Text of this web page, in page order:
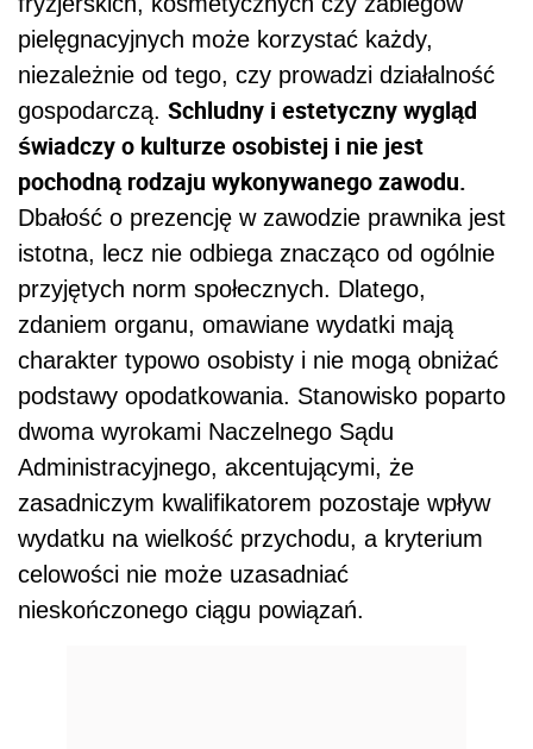
pielęgnacyjnych może korzystać każdy,
niezależnie od tego, czy prowadzi działalność
gospodarczą. Schludny i estetyczny wygląd
świadczy o kulturze osobistej i nie jest
pochodną rodzaju wykonywanego zawodu.
Dbałość o prezencję w zawodzie prawnika jest
istotna, lecz nie odbiega znacząco od ogólnie
przyjętych norm społecznych. Dlatego,
zdaniem organu, omawiane wydatki mają
charakter typowo osobisty i nie mogą obniżać
podstawy opodatkowania. Stanowisko poparto
dwoma wyrokami Naczelnego Sądu
Administracyjnego, akcentującymi, że
zasadniczym kwalifikatorem pozostaje wpływ
wydatku na wielkość przychodu, a kryterium
celowości nie może uzasadniać
nieskończonego ciągu powiązań.